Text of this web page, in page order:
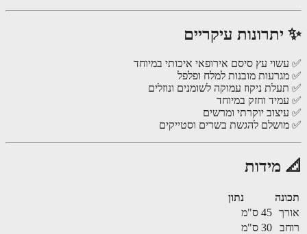
עיקריים
עץ סיסם אירופאי איכותי במיוחד
מובנות למלח ופלפל
ניקוז עמוקה לשומנים ונוזלים
וחזק במיוחד
יוקרתי ומרשים
להגשת בשרים וסטייקים
מידות
45 ס"מ
30 ס"מ